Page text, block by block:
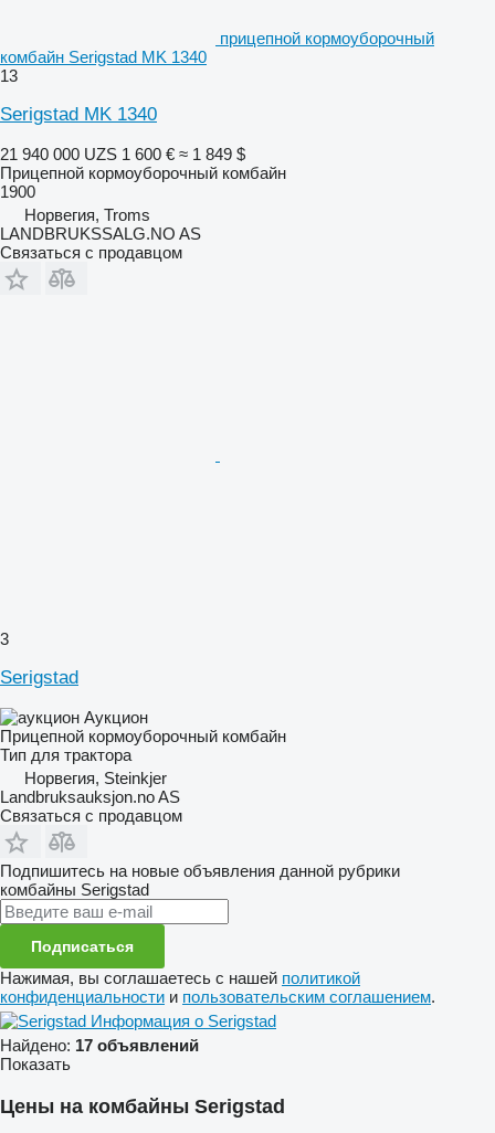
прицепной кормоуборочный
комбайн Serigstad MK 1340
13
Serigstad MK 1340
21 940 000 UZS 1 600 € ≈ 1 849 $
Прицепной кормоуборочный комбайн
1900
Норвегия, Troms
LANDBRUKSSALG.NO AS
Связаться с продавцом
3
Serigstad
Аукцион
Прицепной кормоуборочный комбайн
Тип для трактора
Норвегия, Steinkjer
Landbruksauksjon.no AS
Связаться с продавцом
Подпишитесь на новые объявления данной рубрики
комбайны Serigstad
Подписаться
Нажимая, вы соглашаетесь с нашей политикой
конфиденциальности и пользовательским соглашением.
Информация о Serigstad
Найдено: 17 объявлений
Показать
Цены на комбайны Serigstad